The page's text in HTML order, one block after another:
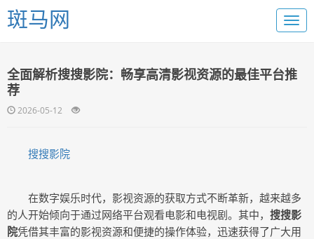
斑马网
全面解析搜搜影院：畅享高清影视资源的最佳平台推
荐
2026-05-12
搜搜影院
在数字娱乐时代，影视资源的获取方式不断革新，越来越多
的人开始倾向于通过网络平台观看电影和电视剧。其中， 搜搜影
院凭借其丰富的影视资源和便捷的操作体验，迅速获得了广大用